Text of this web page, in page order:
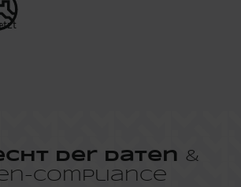
der Daten &
Compliance